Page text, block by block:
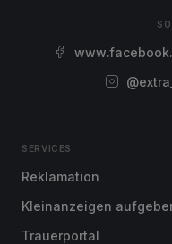
SERVICES
Reklamation
Kleinanzeigen
Trauerportal